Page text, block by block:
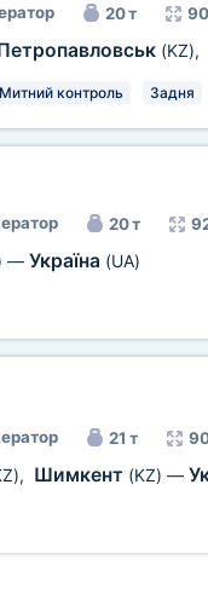
20 т
(KZ),
Митний контроль Задня
20 т
— Україна (UA)
21 т
, Шимкент (KZ) —